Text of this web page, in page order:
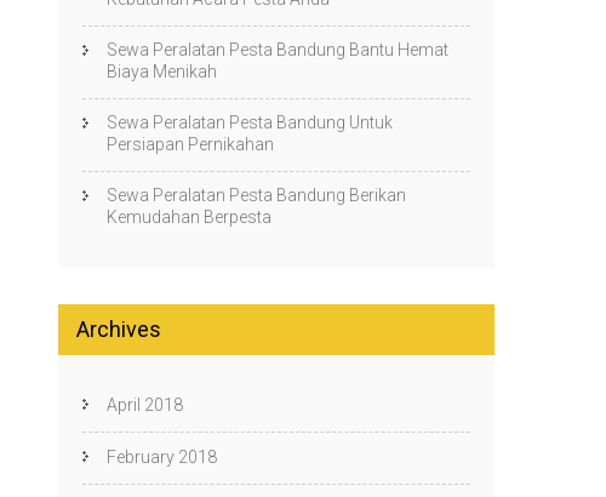
Sewa Peralatan Pesta Bandung Bantu Hemat
Biaya Menikah
Sewa Peralatan Pesta Bandung Untuk
Persiapan Pernikahan
Sewa Peralatan Pesta Bandung Berikan
Kemudahan Berpesta
Archives
April 2018
February 2018